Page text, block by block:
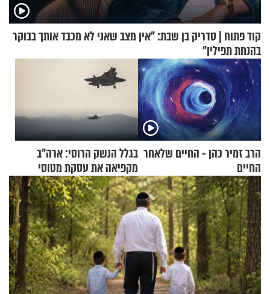
קוד פתוח | סדריק בן שבת: "אין מצב שאני לא מכבד אותך בבוקר
בהנחת תפילין"
הרב זמיר כהן - החיים שלאחר
החיים
בגלל הנשק הרוסי: ארה"ב
מקפיאה את עסקת מטוסי
הקרב לטורקיה